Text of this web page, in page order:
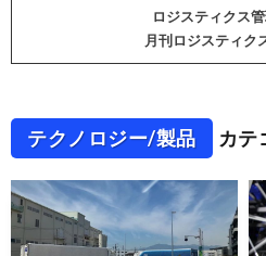
ロジスティクス
月刊ロジスティク
テクノロジー/製品 カテ